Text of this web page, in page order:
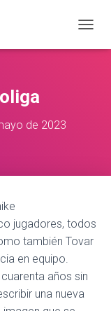
A
A
E
A
de 2023
jugadores, todos
también Tovar
en equipo.
años sin
una nueva